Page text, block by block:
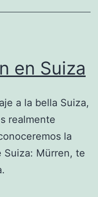
en Suiza
a la bella Suiza,
realmente
la
Suiza: Mürren, te